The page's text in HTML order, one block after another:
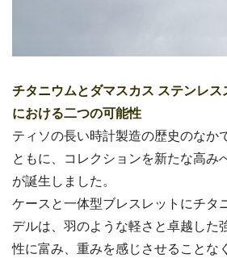
チタニウムとダマスカス ステンレ
における二つの可能性
ティソの長い時計製造の歴史のなか
ともに、コレクションを新たな高み
が誕生しました。
ケースと一体型ブレスレットにチタ
デルは、羽のような軽さと卓越した
性に富み、重みを感じさせることな